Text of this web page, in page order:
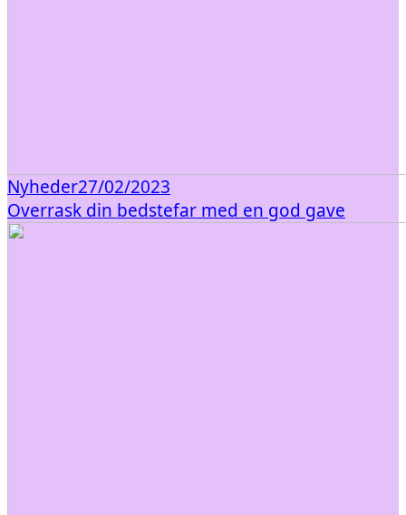
Nyheder27/02/2023
Overrask din bedstefar med en god gave